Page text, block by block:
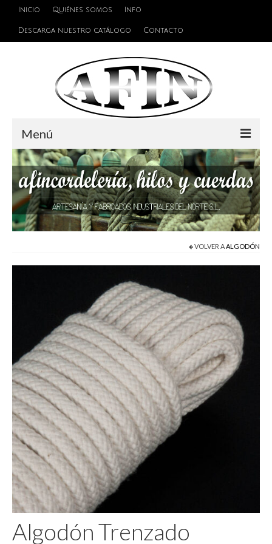
Inicio Quiénes somos Info
Descarga nuestro catálogo Contacto
Menú
Cuerdas
Hilos
Alambres y Cables
Accesorios de unión
VOLVER AALGODÓN
Algodón Trenzado